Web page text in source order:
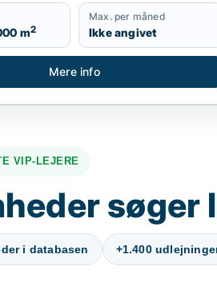
m2
Max. per måned
Ikke angivet
Mere info
VIP-LEJERE
søger
i databasen +1.400